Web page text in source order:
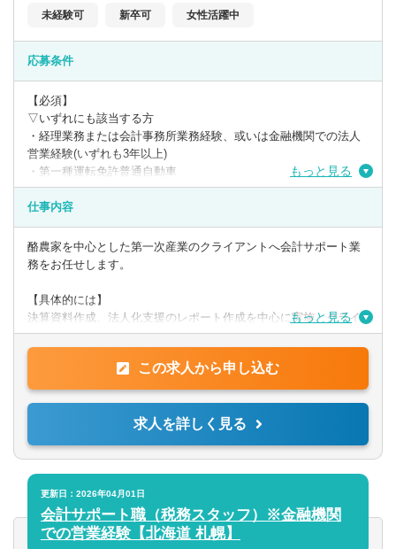
未経験可 新卒可 女性活躍中
応募条件
【必須】
▽いずれにも該当する方
・経理業務または会計事務所業務経験、或いは金融機関での法人
営業経験(いずれも3年以上)
・第一種運転免許普通自動車
・日商簿記検定3級
【歓迎】
・日商簿記検定2級
・Word、Evcel、Powerpoint
◎求める人物像
上記スキル等を有し、自立して前向きに取り組むことができる
方。
第一次産業への熱い思いを持った方は歓迎します。
もっと見る
仕事内容
酪農家を中心とした第一次産業のクライアントへ会計サポート業
務をお任せします。
【具体的には】
決算資料作成、法人化支援のレポート作成を中心に実施。クライ
アントへ訪問し、ヒアリング、経営課題解決に向けたサポートを
行います。
提供サービス
帳簿/試算表/決算書作成の代行、法人化支援と財務分析、事業or投
計画書の作成支援、事業承継プランの立案支援 ほか
もっと見る
この求人から申し込む
求人を詳しく見る
更新日：2026年04月01日
会計サポート職（税務スタッフ）※金融機関
での営業経験【北海道 札幌】